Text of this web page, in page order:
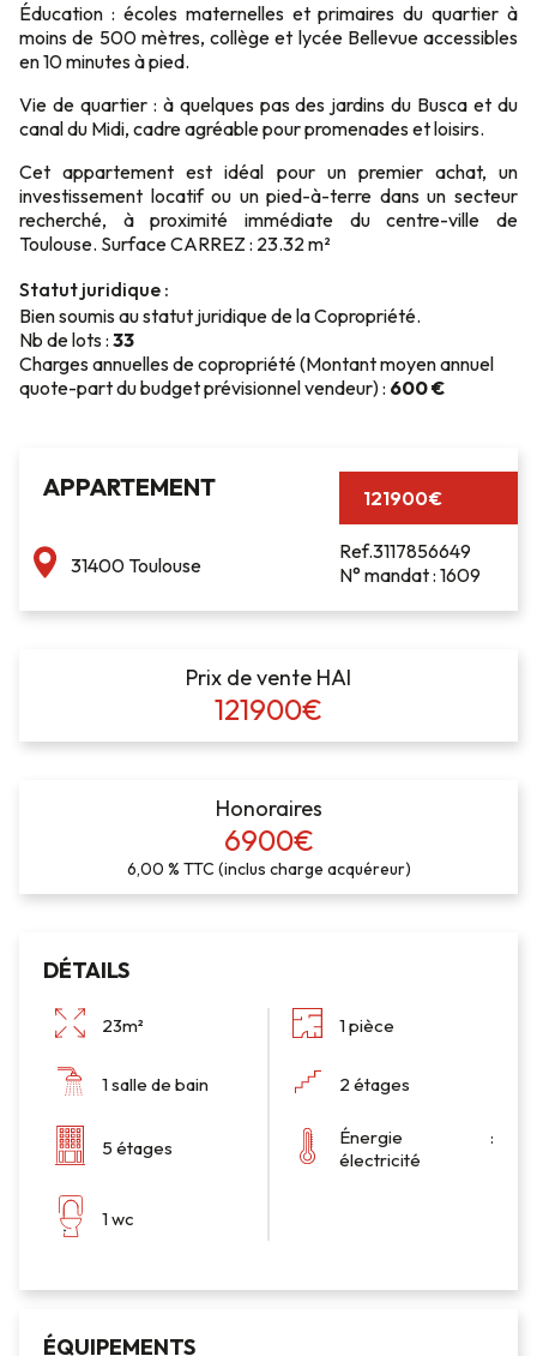
APPARTEMENT
31400 Toulouse
121900€
Ref.3117856649
N° mandat : 1609
Prix de vente HAI
121900€
Honoraires
6900€
6,00 % TTC (inclus charge acquéreur)
DÉTAILS
23m² 1 pièce
1 salle de bain 2 étages
5 étages
Énergie :
électricité
1 wc
ÉQUIPEMENTS
Éducation : écoles maternelles et primaires du quartier à
moins de 500 mètres, collège et lycée Bellevue accessibles
en 10 minutes à pied.
Vie de quartier : à quelques pas des jardins du Busca et du
canal du Midi, cadre agréable pour promenades et loisirs.
Cet appartement est idéal pour un premier achat, un
investissement locatif ou un pied-à-terre dans un secteur
recherché, à proximité immédiate du centre-ville de
Toulouse. Surface CARREZ : 23.32 m²
Statut juridique :
Bien soumis au statut juridique de la Copropriété.
Nb de lots : 33
Charges annuelles de copropriété (Montant moyen annuel
quote-part du budget prévisionnel vendeur) : 600 €